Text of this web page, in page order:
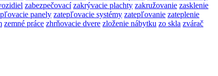
zabezpečovací zakrývacie plachty zakružovanie zasklenie
panely zatepľovacie systémy zatepľovanie zateplenie
zemné práce zhrňovacie dvere zloženie nábytku zo skla zvárač